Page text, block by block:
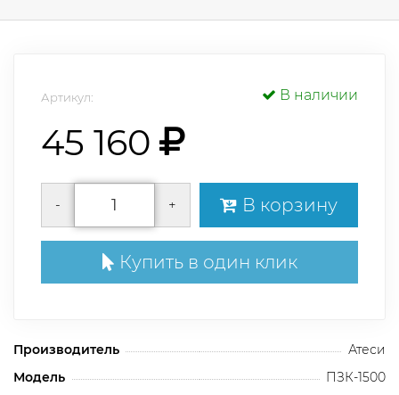
Артикул: В наличии
45 160
- + В корзину
Купить в один клик
Производитель
Атеси
Модель
ПЗК-1500